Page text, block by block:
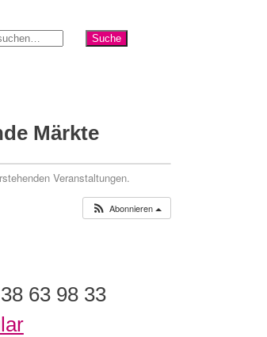
Märkte
Veranstaltungen.
Abonnieren
63 98 33